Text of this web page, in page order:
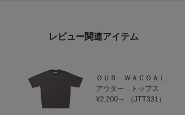
レビュー関連アイテム
ＯＵＲ ＷＡＣＯＡＬ
アウター トップス
¥2,200～
（JTT331）